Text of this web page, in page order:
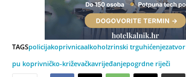
TAGSpolicijakoprivnicaalkoholzrinski trguhićenjezatvor
pu koprivničko-križevačkavrijeđanjepogrdne riječi